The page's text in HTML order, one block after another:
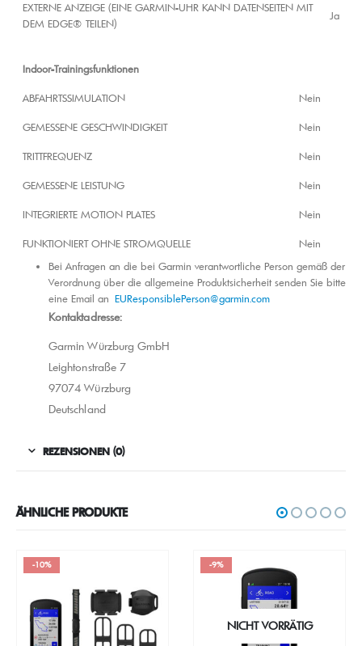
EXTERNE ANZEIGE (EINE GARMIN-UHR KANN DATENSEITEN MIT
DEM EDGE® TEILEN)
Ja
Indoor-Trainingsfunktionen
ABFAHRTSSIMULATION Nein
GEMESSENE GESCHWINDIGKEIT Nein
TRITTFREQUENZ Nein
GEMESSENE LEISTUNG Nein
INTEGRIERTE MOTION PLATES Nein
FUNKTIONIERT OHNE STROMQUELLE
Nein
Bei Anfragen an die bei Garmin verantwortliche Person gemäß der
Verordnung über die allgemeine Produktsicherheit senden Sie bitte
eine Email an EUResponsiblePerson@garmin.com
Kontaktadresse:
Garmin Würzburg GmbH
Leightonstraße 7
97074 Würzburg
Deutschland
REZENSIONEN (0)
ÄHNLICHE PRODUKTE
-10% -9%
NICHT VORRÄTIG